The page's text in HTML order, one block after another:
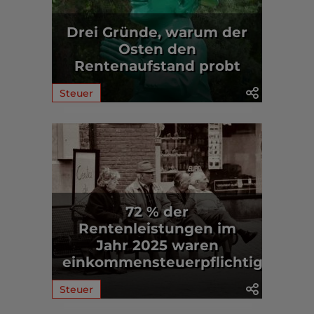
Drei Gründe, warum der
Osten den
Rentenaufstand probt
Steuer
72 % der
Rentenleistungen im
Jahr 2025 waren
einkommensteuerpflichtig
Steuer